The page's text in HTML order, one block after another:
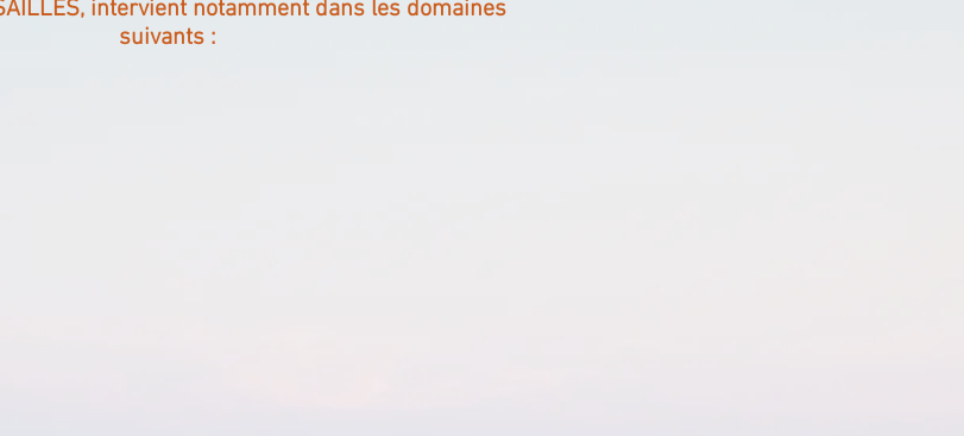
intervient notamment dans les domaines
suivants :
de soins,